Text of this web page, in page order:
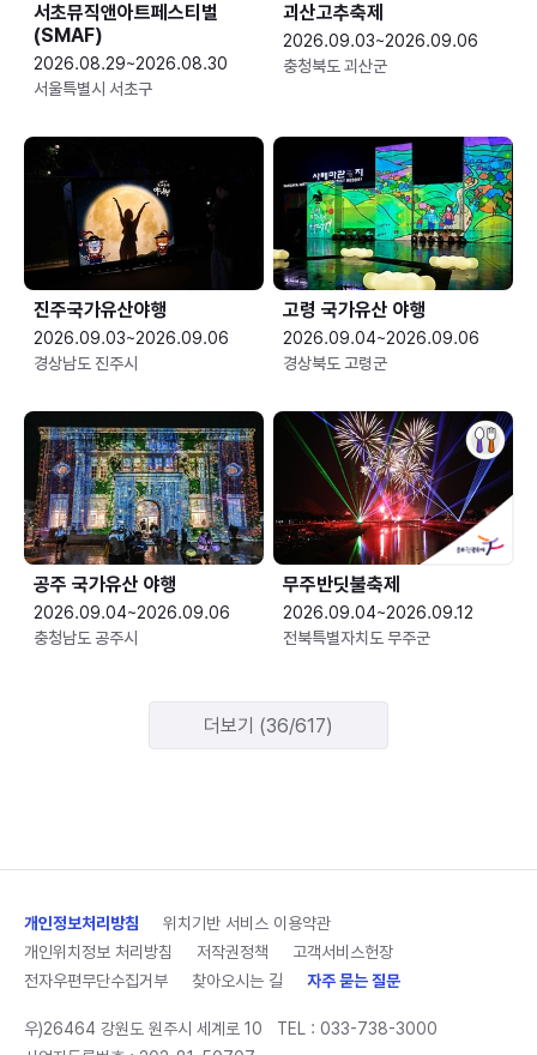
서초뮤직앤아트페스티벌
(SMAF)
2026.08.29~2026.08.30
서울특별시 서초구
괴산고추축제
2026.09.03~2026.09.06
충청북도 괴산군
진주국가유산야행
2026.09.03~2026.09.06
경상남도 진주시
고령 국가유산 야행
2026.09.04~2026.09.06
경상북도 고령군
공주 국가유산 야행
2026.09.04~2026.09.06
충청남도 공주시
무주반딧불축제
2026.09.04~2026.09.12
전북특별자치도 무주군
더보기 (36/617)
개인정보처리방침
위치기반 서비스 이용약관
개인위치정보 처리방침
저작권정책
고객서비스헌장
전자우편무단수집거부
찾아오시는 길 자주 묻는 질문
우)26464 강원도 원주시 세계로 10 TEL : 033-738-3000